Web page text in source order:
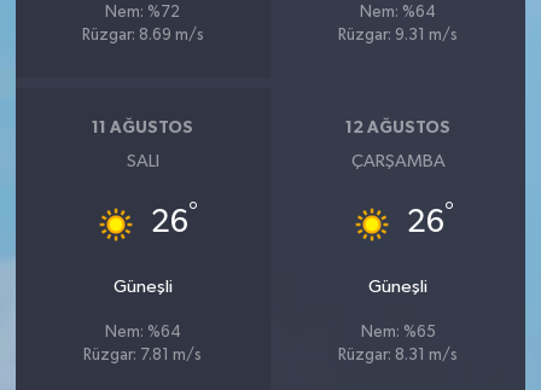
Nem: %72
Rüzgar: 8.69 m/s
Nem: %64
Rüzgar: 9.31 m/s
11 AĞUSTOS
SALI
26°
Güneşli
Nem: %64
Rüzgar: 7.81 m/s
12 AĞUSTOS
ÇARŞAMBA
26°
Güneşli
Nem: %65
Rüzgar: 8.31 m/s